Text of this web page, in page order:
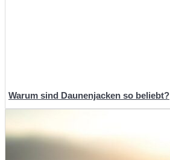
Warum sind Daunenjacken so beliebt?